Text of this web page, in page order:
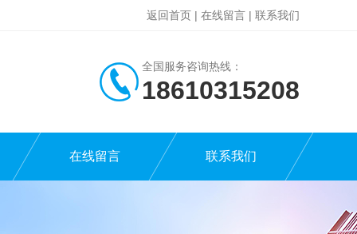
返回首页 | 在线留言 | 联系我们
全国服务咨询热线：
18610315208
在线留言 联系我们